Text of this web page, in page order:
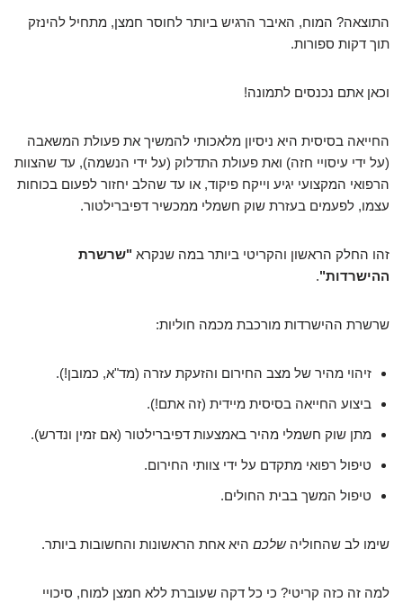
התוצאה? המוח, האיבר הרגיש ביותר לחוסר חמצן, מתחיל להינזק
תוך דקות ספורות.
וכאן אתם נכנסים לתמונה!
החייאה בסיסית היא ניסיון מלאכותי להמשיך את פעולת המשאבה
(על ידי עיסויי חזה) ואת פעולת התדלוק (על ידי הנשמה), עד שהצוות
הרפואי המקצועי יגיע וייקח פיקוד, או עד שהלב יחזור לפעום בכוחות
עצמו, לפעמים בעזרת שוק חשמלי ממכשיר דפיברילטור.
זהו החלק הראשון והקריטי ביותר במה שנקרא "שרשרת
ההישרדות".
שרשרת ההישרדות מורכבת מכמה חוליות:
זיהוי מהיר של מצב החירום והזעקת עזרה (מד"א, כמובן!).
ביצוע החייאה בסיסית מיידית (זה אתם!).
מתן שוק חשמלי מהיר באמצעות דפיברילטור (אם זמין ונדרש).
טיפול רפואי מתקדם על ידי צוותי החירום.
טיפול המשך בבית החולים.
שימו לב שהחוליהשלכם היא אחת הראשונות והחשובות ביותר.
למה זה כזה קריטי? כי כל דקה שעוברת ללא חמצן למוח, סיכויי